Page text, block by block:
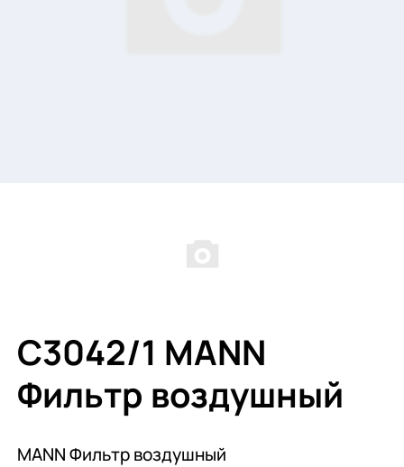
C3042/1 MANN
Фильтр воздушный
MANN Фильтр воздушный